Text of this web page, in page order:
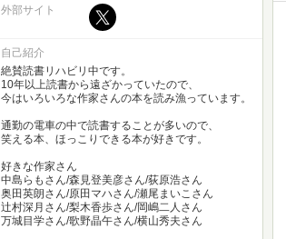
外部サイト
自己紹介
絶賛読書リハビリ中です。
10年以上読書から遠ざかっていたので、
今はいろいろな作家さんの本を読み漁っています。
通勤の電車の中で読書することが多いので、
笑える本、ほっこりできる本が好きです。
好きな作家さん
中島らもさん/森見登美彦さん/荻原浩さん
奥田英朗さん/原田マハさん/瀬尾まいこさん
辻村深月さん/梨木香歩さん/岡嶋二人さん
万城目学さん/歌野晶午さん/横山秀夫さん